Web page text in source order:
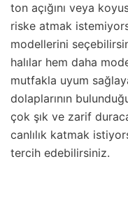
ton açığını veya
riske atmak
modellerini
halılar hem daha
mutfakla uyum
dolaplarının
çok şık ve zarif
canlılık katmak
tercih edebilirsiniz.